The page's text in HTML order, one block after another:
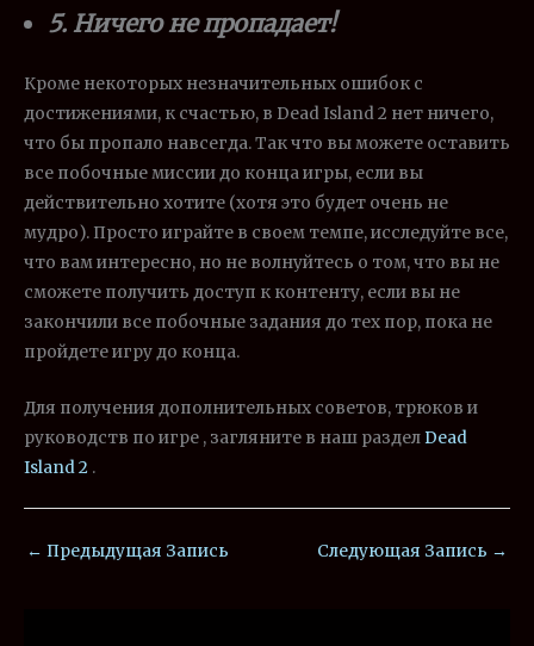
5. Ничего не пропадает!
Кроме некоторых незначительных ошибок с
достижениями, к счастью, в Dead Island 2 нет ничего,
что бы пропало навсегда. Так что вы можете оставить
все побочные миссии до конца игры, если вы
действительно хотите (хотя это будет очень не
мудро). Просто играйте в своем темпе, исследуйте все,
что вам интересно, но не волнуйтесь о том, что вы не
сможете получить доступ к контенту, если вы не
закончили все побочные задания до тех пор, пока не
пройдете игру до конца.
Для получения дополнительных советов, трюков и
руководств по игре , загляните в наш разделDead
Island 2 .
← Предыдущая Запись Следующая Запись →